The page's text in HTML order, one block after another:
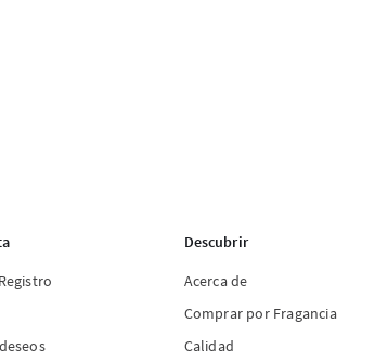
Descubrir
Acerca de
Comprar por Fragancia
Calidad